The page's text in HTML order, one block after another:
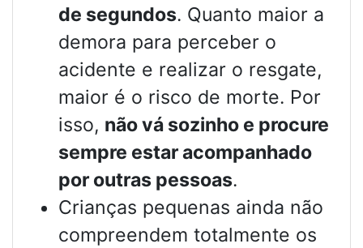
de segundos. Quanto maior a
demora para perceber o
acidente e realizar o resgate,
maior é o risco de morte. Por
isso, não vá sozinho e procure
sempre estar acompanhado
por outras pessoas.
Crianças pequenas ainda não
compreendem totalmente os